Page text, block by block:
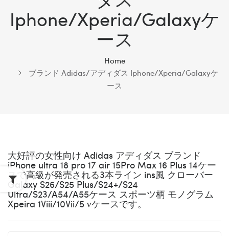
Iphone/xperia/galaxyケ
ース
Home
ブランド Adidas/アディダス Iphone/xperia/galaxyケ
ース
大好評の女性向け Adidas アディダス ブランド
iPhone ultra 18 pro 17 air 15Pro Max 16 Plus 14ケー
スで高級が発売される3本ライン ins風 クローバー
Galaxy S26/S25 Plus/S24+/S24
Ultra/S23/A54/A55ケース スポーツ柄 モノグラム
Xpeira 1Viii/10Vii/5 vケースです。